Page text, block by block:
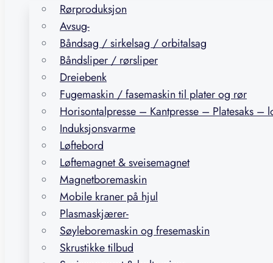
Rørproduksjon
Avsug-
Båndsag / sirkelsag / orbitalsag
Båndsliper / rørsliper
Dreiebenk
Fugemaskin / fasemaskin til plater og rør
Horisontalpresse – Kantpresse – Platesaks –
Induksjonsvarme
Løftebord
Løftemagnet & sveisemagnet
Magnetboremaskin
Mobile kraner på hjul
Plasmaskjærer-
Søyleboremaskin og fresemaskin
Skrustikke tilbud